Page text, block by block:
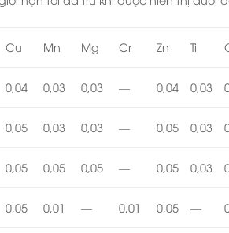
Cu Mn Mg Cr Zn Ti
0,04 0,03 0,03 — 0,04 0,03
0,05 0,03 0,03 — 0,05 0,03
0,05 0,05 0,05 — 0,05 0,03
0,05 0,01 — 0,01 0,05 —